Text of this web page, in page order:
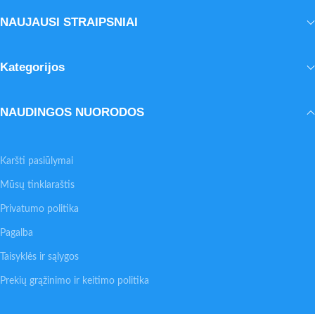
NAUJAUSI STRAIPSNIAI
Kategorijos
NAUDINGOS NUORODOS
Karšti pasiūlymai
Mūsų tinklaraštis
Privatumo politika
Pagalba
Taisyklės ir sąlygos
Prekių grąžinimo ir keitimo politika